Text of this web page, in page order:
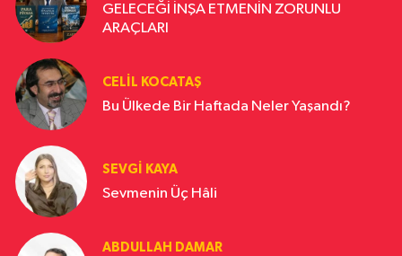
GELECEĞİ İNŞA ETMENİN ZORUNLU
ARAÇLARI
CELIL KOCATAŞ
Bu Ülkede Bir Haftada Neler Yaşandı?
SEVGI KAYA
Sevmenin Üç Hâli
ABDULLAH DAMAR